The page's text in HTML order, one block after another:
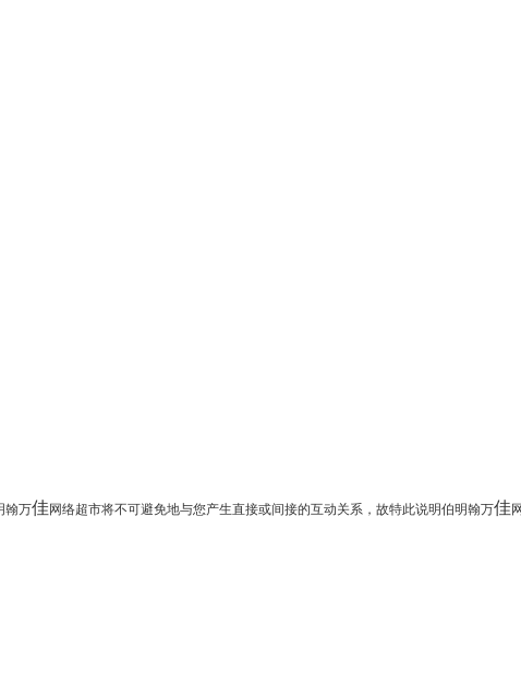
翰万佳网络超市将不可避免地与您产生直接或间接的互动关系，故特此说明伯明翰万佳